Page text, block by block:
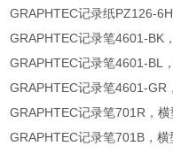
GRAPHTEC记录纸PZ126-
GRAPHTEC记录笔4601-BK
GRAPHTEC记录笔4601-BL
GRAPHTEC记录笔4601-GR
GRAPHTEC记录笔701R，
GRAPHTEC记录笔701B，